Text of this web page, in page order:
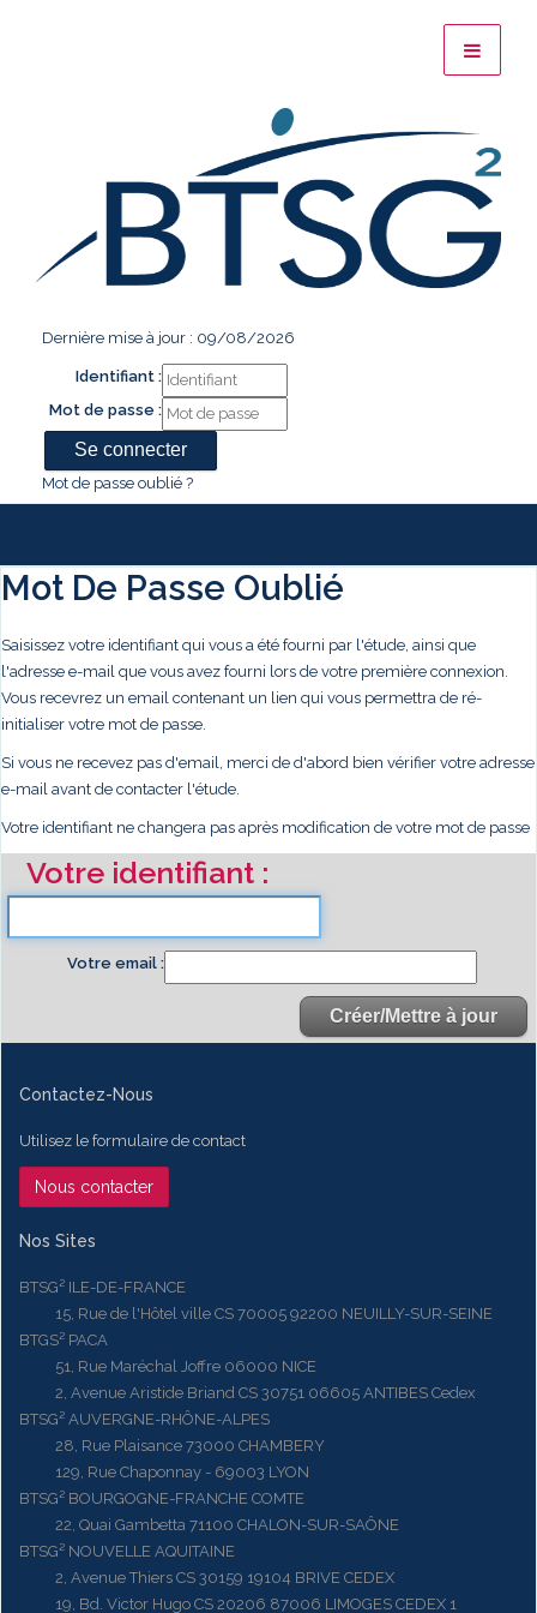
Dernière mise à jour : 09/08/2026
Identifiant :
Mot de passe :
Mot de passe oublié ?
Mot De Passe Oublié
Saisissez votre identifiant qui vous a été fourni par l'étude, ainsi que
l'adresse e-mail que vous avez fourni lors de votre première connexion.
Vous recevrez un email contenant un lien qui vous permettra de ré-
initialiser votre mot de passe.
Si vous ne recevez pas d'email, merci de d'abord bien vérifier votre adresse
e-mail avant de contacter l'étude.
Votre identifiant ne changera pas après modification de votre mot de passe
Votre identifiant
Votre email
Contactez-Nous
Utilisez le formulaire de contact
Nous contacter
Nos Sites
BTSG² ILE-DE-FRANCE
15, Rue de l'Hôtel ville CS 70005 92200 NEUILLY-SUR-SEINE
BTGS² PACA
51, Rue Maréchal Joffre 06000 NICE
2, Avenue Aristide Briand CS 30751 06605 ANTIBES Cedex
BTSG² AUVERGNE-RHÔNE-ALPES
28, Rue Plaisance 73000 CHAMBERY
129, Rue Chaponnay - 69003 LYON
BTSG² BOURGOGNE-FRANCHE COMTE
22, Quai Gambetta 71100 CHALON-SUR-SAÔNE
BTSG² NOUVELLE AQUITAINE
2, Avenue Thiers CS 30159 19104 BRIVE CEDEX
19, Bd. Victor Hugo CS 20206 87006 LIMOGES CEDEX 1